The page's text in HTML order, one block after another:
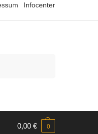
Infocenter
0,00 € 0